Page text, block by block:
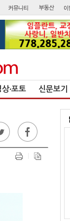
상∙포토 신문보기